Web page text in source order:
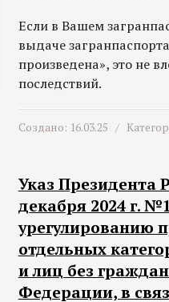
Если в Вашем
выдаче
произведена», это не
последствий.
Создано: 16.03.25 /
Указ Президента
декабря 2024 г.
урегулированию
отдельных
и лиц без
Федерации, в